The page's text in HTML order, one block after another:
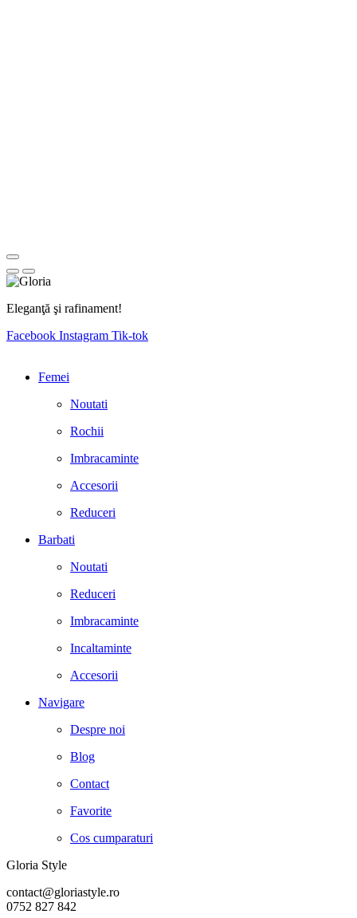
Eleganţă şi rafinament!
Facebook Instagram Tik-tok
Femei
Noutati
Rochii
Imbracaminte
Accesorii
Reduceri
Barbati
Noutati
Reduceri
Imbracaminte
Incaltaminte
Accesorii
Navigare
Despre noi
Blog
Contact
Favorite
Cos cumparaturi
Gloria Style
contact@gloriastyle.ro
0752 827 842